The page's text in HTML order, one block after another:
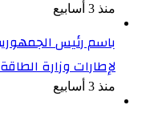
منذ 3 أسابيع
باسم رئيس
لإطارات وزارة
منذ 3 أسابيع